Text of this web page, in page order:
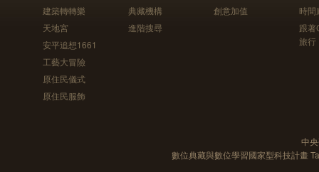
建築轉轉樂
天地宮
安平追想1661
工藝大冒險
原住民儀式
原住民服飾
典藏機構
進階搜尋
創意加值
時間
跟
旅行
中
數位典藏與數位學習國家型科技計畫